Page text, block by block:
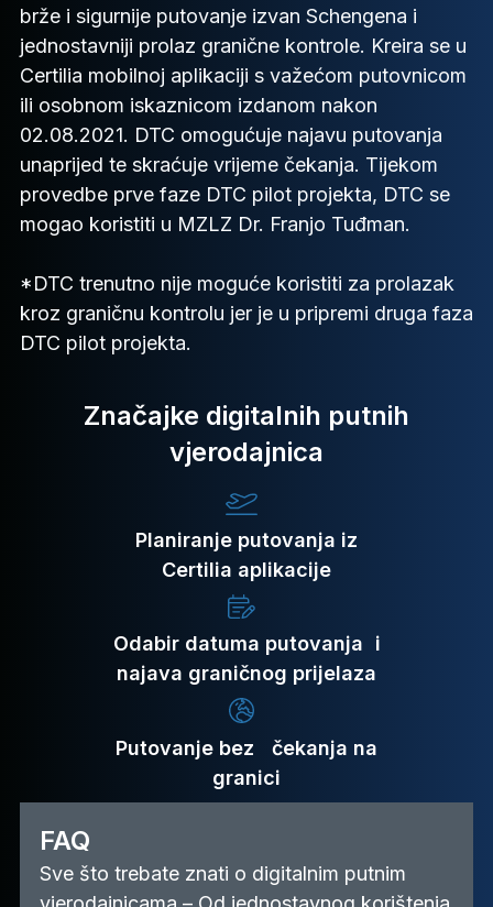
brže i sigurnije putovanje izvan Schengena i
jednostavniji prolaz granične kontrole. Kreira se u
Certilia mobilnoj aplikaciji s važećom putovnicom
ili osobnom iskaznicom izdanom nakon
02.08.2021. DTC omogućuje najavu putovanja
unaprijed te skraćuje vrijeme čekanja. Tijekom
provedbe prve faze DTC pilot projekta, DTC se
mogao koristiti u MZLZ Dr. Franjo Tuđman.
*DTC trenutno nije moguće koristiti za prolazak
kroz graničnu kontrolu jer je u pripremi druga faza
DTC pilot projekta.
Značajke digitalnih putnih
vjerodajnica
Planiranje putovanja iz
Certilia aplikacije
Odabir datuma putovanja i
najava graničnog prijelaza
Putovanje bez čekanja na
granici
FAQ
Sve što trebate znati o digitalnim putnim